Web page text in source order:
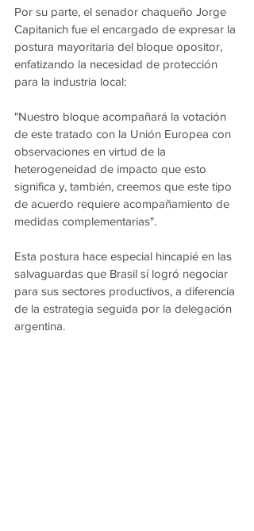
Por su parte, el senador chaqueño Jorge
Capitanich fue el encargado de expresar la
postura mayoritaria del bloque opositor,
enfatizando la necesidad de protección
para la industria local:
"Nuestro bloque acompañará la votación
de este tratado con la Unión Europea con
observaciones en virtud de la
heterogeneidad de impacto que esto
significa y, también, creemos que este tipo
de acuerdo requiere acompañamiento de
medidas complementarias".
Esta postura hace especial hincapié en las
salvaguardas que Brasil sí logró negociar
para sus sectores productivos, a diferencia
de la estrategia seguida por la delegación
argentina.